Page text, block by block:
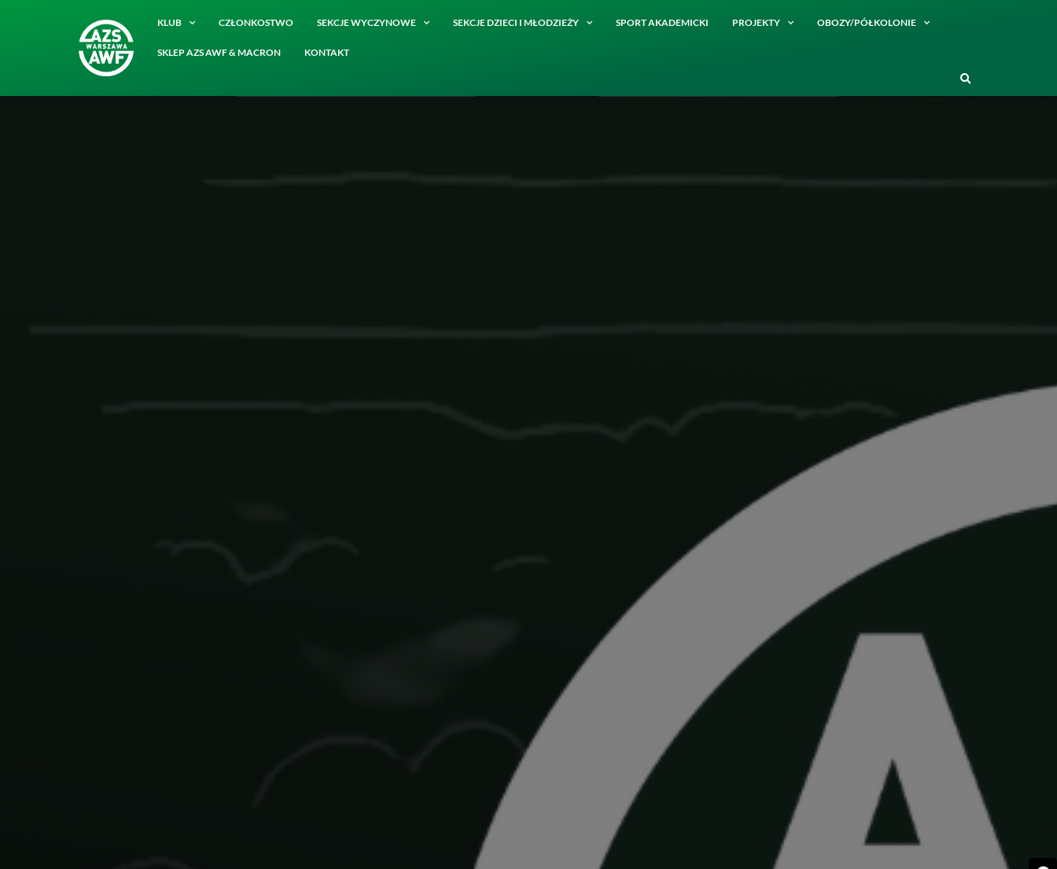
KLUB CZŁONKOSTWO SEKCJE WYCZYNOWE SEKCJE DZIECI I MŁODZIEŻY SPORT AKADEMICKI PROJEKTY OBOZY/PÓŁKOLONIE
SKLEP AZS AWF & MACRON KONTAKT